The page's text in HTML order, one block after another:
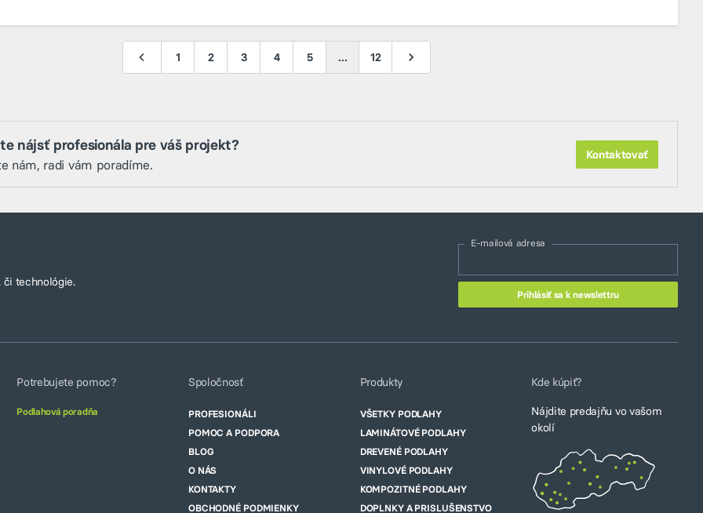
1 2 3 4 5 … 12
nájsť profesionála pre váš projekt?
nám, radi vám poradíme.
Kontaktovať
či technológie.
E-mailová adresa
Potrebujete pomoc?
Podlahová poradňa
Spoločnosť
PROFESIONÁLI
POMOC A PODPORA
BLOG
O NÁS
KONTAKTY
OBCHODNÉ PODMIENKY
Produkty
VŠETKY PODLAHY
LAMINÁTOVÉ PODLAHY
DREVENÉ PODLAHY
VINYLOVÉ PODLAHY
KOMPOZITNÉ PODLAHY
DOPLNKY A PRISLUŠENSTVO
Kde kúpiť?
Nájdite predajňu vo vašom
okolí